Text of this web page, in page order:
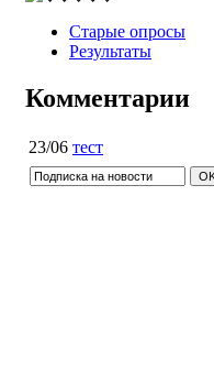
Старые опросы
Результаты
Комментарии
23/06 тест